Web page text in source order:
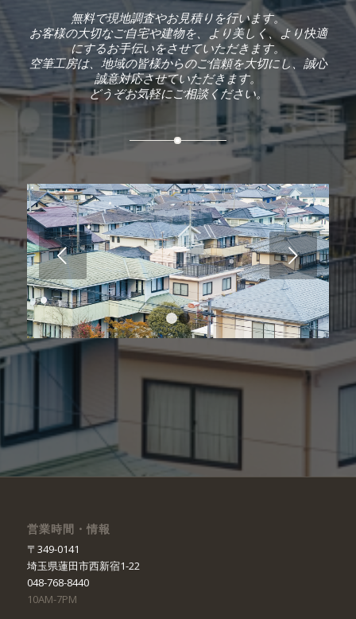
無料で現地調査やお見積りを行います。
お客様の大切なご自宅や建物を、より美しく、より快適
にするお手伝いをさせていただきます。
空筆工房は、地域の皆様からのご信頼を大切にし、誠心
誠意対応させていただきます。
どうぞお気軽にご相談ください。
後
1 2
営業時間・情報
〒349-0141
埼玉県蓮田市西新宿1-22
048-768-8440
10AM-7PM